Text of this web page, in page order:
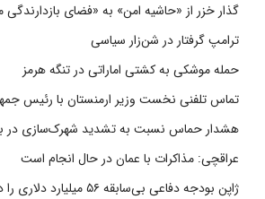
گذار خزر از «حاشیه امن» به «فضای بازدارندگی
ترامپ گرفتار در شن‌زار سیاسی
حمله موشکی به کشتی اماراتی در تنگه هرمز
تماس تلفنی نخست وزیر ارمنستان با رئیس
هشدار حماس نسبت به تشدید شهرک‌سازی در
عراقچی: مذاکرات با عمان در حال انجام است
ژاپن بودجه دفاعی بی‌سابقه ۵۶ میلیارد دلاری را در نظر دارد